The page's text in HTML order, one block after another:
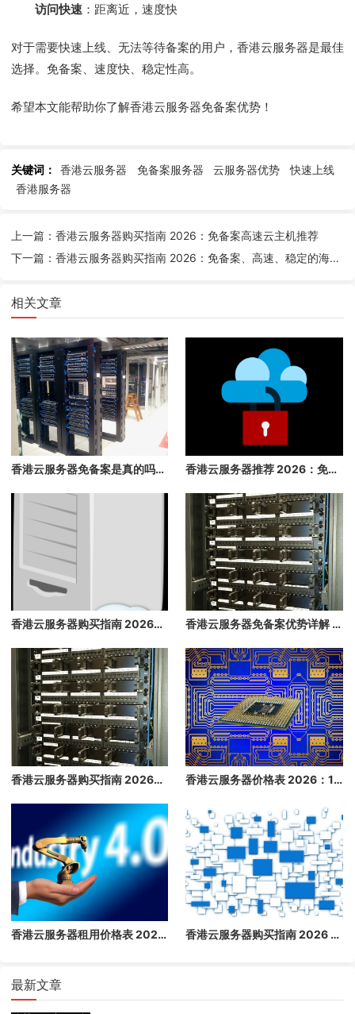
访问快速 ：距离近，速度快
对于需要快速上线、无法等待备案的用户，香港云服务器是最佳
选择。免备案、速度快、稳定性高。
希望本文能帮助你了解香港云服务器免备案优势！
关键词： 香港云服务器 免备案服务器 云服务器优势
快速上线
香港服务器
上一篇：香港云服务器购买指南 2026：免备案高速云主机推荐
下一篇：香港云服务器购买指南 2026：免备案、高速、稳定的海外云主机推荐
相关文章
香港云服务器免备案是真的吗？2026 年最详细的免备案指南，3 分钟快速上线 香港云服务器推荐 2026：免备案、速度快、稳定性高的香港云主机推荐
香港云服务器购买指南 2026：免备案、高速、稳定的海外云主机推荐 香港云服务器免备案优势详解 2026：快速上线，无需等待备案
香港云服务器购买指南 2026：免备案高速云主机推荐 香港云服务器价格表 2026：1 核/2 核/4 核/8 核配置每月多少钱？
香港云服务器租用价格表 2026：1 核/2 核/4 核/8 核配置每月多少钱？ 香港云服务器购买指南 2026 - 免备案高速云主机推荐
最新文章